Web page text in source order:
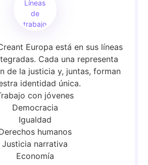
Líneas
de
trabajo
Europa está en sus líneas
Cada una representa
de la justicia y, juntas, forman
identidad única.
con jóvenes
Democracia
Igualdad
humanos
Justicia narrativa
Economía